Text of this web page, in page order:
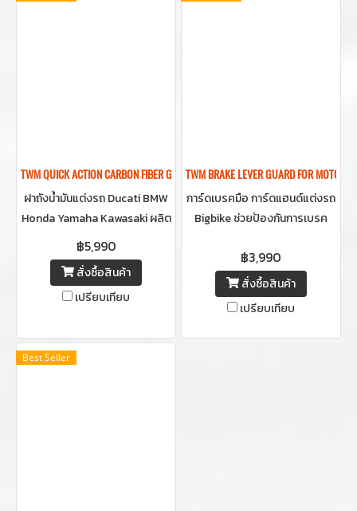
TWM QUICK ACTION CARBON FIBER GAS CAP FOR SUPERBIKE
ฝาถังน้ำมันแต่งรถ Ducati BMW
Honda Yamaha Kawasaki ผลิต
จากคาร์บอนแข็งแรง น้ำหนักเบา
รุ่น Quick release สามารถเลือก
สีฝาบิดตรงกลางได้ให้เข้ากับตัว
รถ
฿5,990
สั่งซื้อสินค้า
เปรียบเทียบ
TWM BRAKE LEVER GUARD FOR
การ์ดเบรคมือ การ์ดแฮนด์แต่งรถ
Bigbike ช่วยป้องกันการเบรค
เกี่ยวหรือการกระแทก ช่วยป้องกัน
อันตรายขณะขับขี่ **ในชุด
ประกอบด้วยการ์ดเบรคด้านขวา
฿3,990
สั่งซื้อสินค้า
เปรียบเทียบ
Best Seller